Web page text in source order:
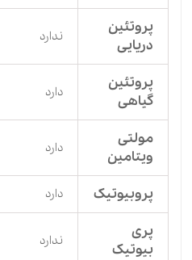
پروتئین
دریایی
ندارد
پروتئین
گیاهی
دارد
مولتی
ویتامین
دارد
پروبیوتیک دارد
پری
بیوتیک
ندارد